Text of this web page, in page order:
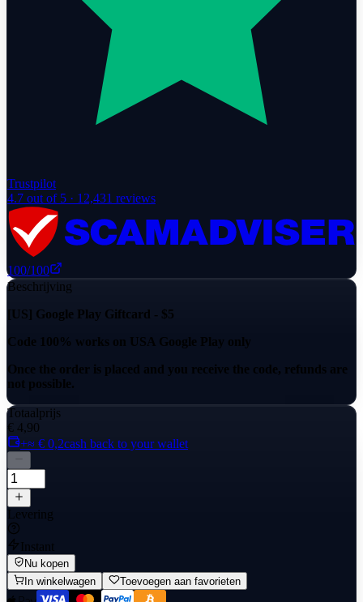
Trustpilot
4.7 out of 5 · 12,431 reviews
100/100
Beschrijving
[US] Google Play Giftcard - $5
Code 100% works on USA Google Play only
Once the order is placed and you receive the code, refunds are
not possible.
Totaalprijs
€ 4,90
+≈ € 0,2cash back to your wallet
Levering
Instant
Nu kopen
In winkelwagen
Toevoegen aan favorieten